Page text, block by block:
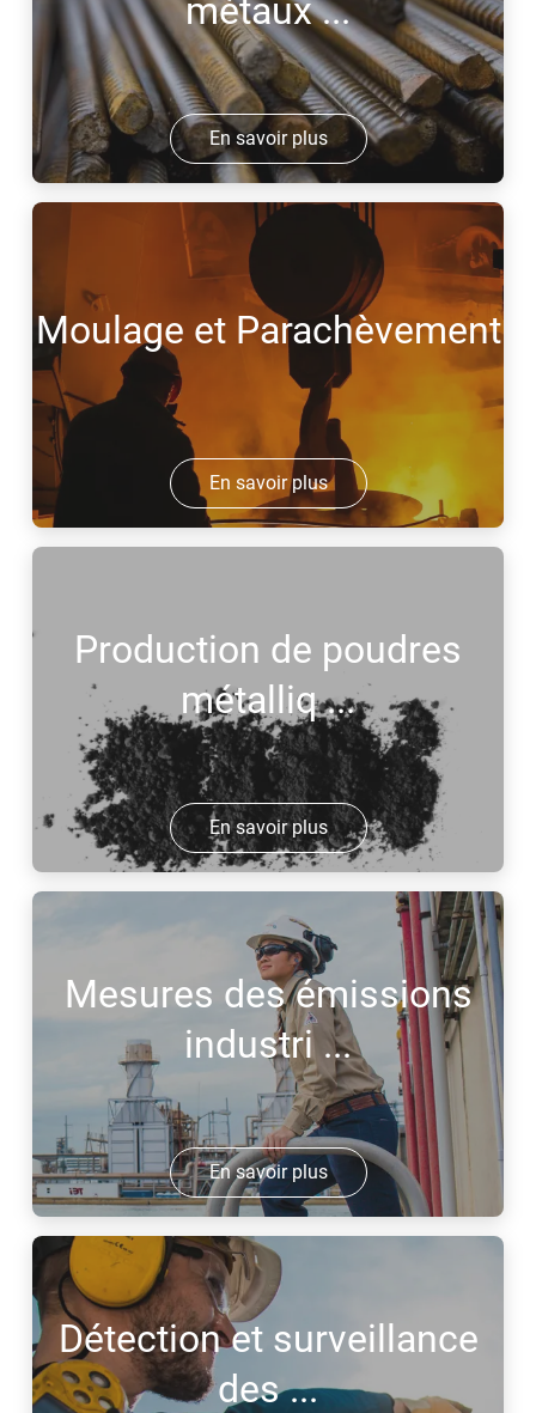
métaux ...
En savoir plus
Moulage et Parachèvement
En savoir plus
Production de poudres
métalliq ...
En savoir plus
Mesures des émissions
industri ...
En savoir plus
Détection et surveillance
des ...